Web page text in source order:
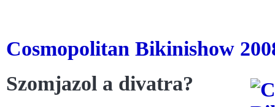
Cosmopolitan Bikinishow
Szomjazol a divatra?